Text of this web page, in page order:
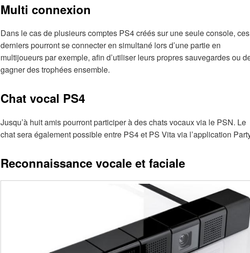
Multi connexion
Dans le cas de plusieurs comptes PS4 créés sur une seule console, ces
derniers pourront se connecter en simultané lors d’une partie en
multijoueurs par exemple, afin d’utiliser leurs propres sauvegardes ou
gagner des trophées ensemble.
Chat vocal PS4
Jusqu’à huit amis pourront participer à des chats vocaux via le PSN. Le
chat sera également possible entre PS4 et PS Vita via l’application
Reconnaissance vocale et faciale